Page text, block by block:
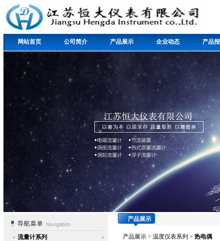
网站首页 公司简介 产品展示 企业动态 产品
流量计系列
产品展示
产品展示> 温度仪表系列 > 热电偶